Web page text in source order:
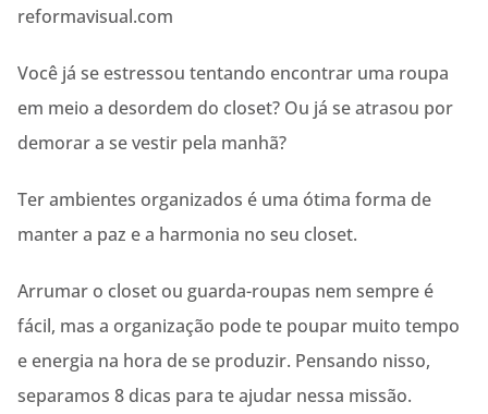
reformavisual.com
Você já se estressou tentando encontrar uma roupa
em meio a desordem do closet? Ou já se atrasou por
demorar a se vestir pela manhã?
Ter ambientes organizados é uma ótima forma de
manter a paz e a harmonia no seu closet.
Arrumar o closet ou guarda-roupas nem sempre é
fácil, mas a organização pode te poupar muito tempo
e energia na hora de se produzir. Pensando nisso,
separamos 8 dicas para te ajudar nessa missão.